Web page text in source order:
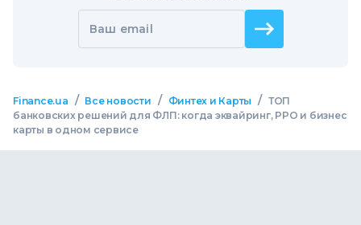
Ваш email
Finance.ua / Все новости / Финтех и Карты / ТОП
банковских решений для ФЛП: когда эквайринг, РРО и бизнес
карты в одном сервисе